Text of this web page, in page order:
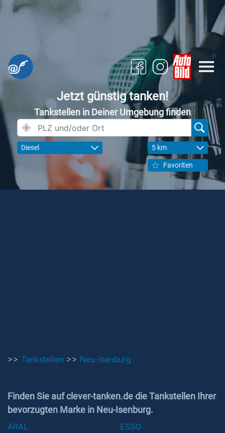
Jetzt günstig tanken!
Tankstellen in Deiner Umgebung finden
Diesel 5 km
Favoriten
>> Tankstellen >> Neu-Isenburg
Finden Sie auf clever-tanken.de die Tankstellen Ihrer
bevorzugten Marke in Neu-Isenburg.
ARAL
ESSO